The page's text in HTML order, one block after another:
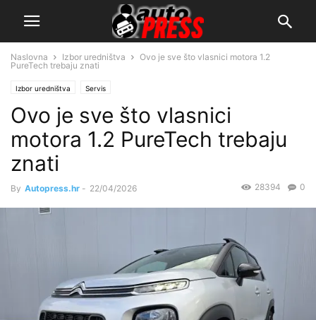
Naslovna Izbor uredništva
Ovo je sve što vlasnici motora 1.2
PureTech trebaju znati
Izbor uredništva Servis
Ovo je sve što vlasnici
motora 1.2 PureTech trebaju
znati
By Autopress.hr - 22/04/2026 0
28394